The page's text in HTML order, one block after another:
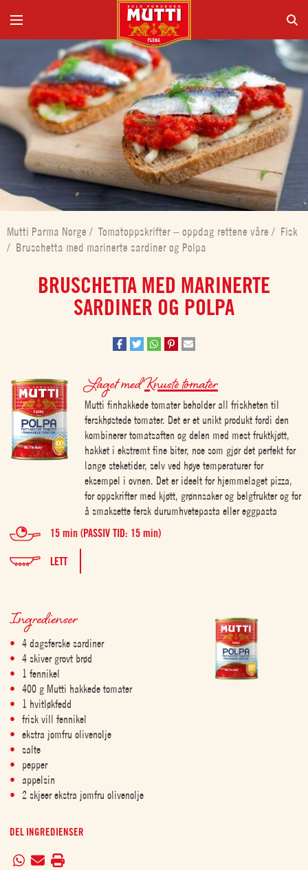
Mutti Parma Norge / Tomatoppskrifter – oppdag rettene våre / Fisk
/ Bruschetta med marinerte sardiner og Polpa
BRUSCHETTA MED MARINERTE
SARDINER OG POLPA
Laget medKnuste tomater
Mutti finhakkede tomater beholder all friskheten til
ferskhøstede tomater. Det er et unikt produkt fordi den
kombinerer tomatsaften og delen med mest fruktkjøtt,
hakket i ekstremt fine biter, noe som gjør det perfekt for
lange steketider, selv ved høye temperaturer for
eksempel i ovnen. Det er ideelt for hjemmelaget pizza,
for oppskrifter med kjøtt, grønnsaker og belgfrukter og for
å smaksette fersk durumhvetepasta eller eggpasta
15 min (PASSIV TID: 15 min)
LETT
Ingredienser
4 dagsferske sardiner
4 skiver grovt brød
1 fennikel
400 g Mutti hakkede tomater
1 hvitløkfedd
frisk vill fennikel
ekstra jomfru olivenolje
salte
pepper
appelsin
2 skjeer ekstra jomfru olivenolje
DEL INGREDIENSER